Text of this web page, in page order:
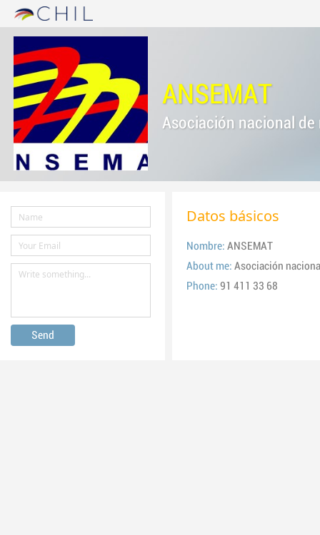
ANSEMAT
Asociación nacional
Datos básicos
Nombre: ANSEMAT
About me: Asociación
Phone: 91 411 33 68